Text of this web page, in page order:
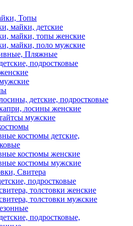
Топы
майки, детские
майки, топы женские
майки, поло мужские
Пляжные
подростковые
детские, подростковые
лосины женские
мужские
костюмы детские,
костюмы женские
костюмы мужские
Свитера
подростковые
толстовки женские
толстовки мужские
подростковые,